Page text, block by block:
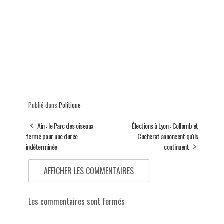
Publié dans Politique
Ain : le Parc des oiseaux
fermé pour une durée
indéterminée
Élections à Lyon : Collomb et
Cucherat annoncent qu'ils
continuent
AFFICHER LES COMMENTAIRES
Les commentaires sont fermés